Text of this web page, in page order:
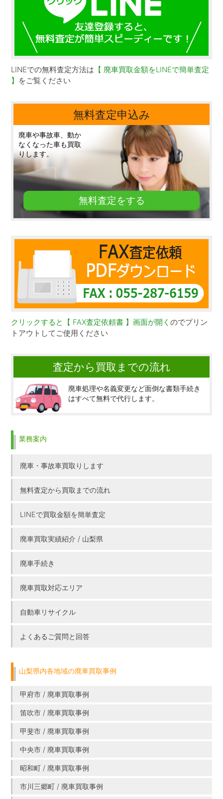
LINEでの無料査定方法は 【 廃車買取金額をLINEで簡単査定
】 をご覧ください
無料査定申込み
廃車や事故車、動か
なくなった車も買取
りします。
無料査定をする
クリックすると【 FAX査定依頼書 】画面が開くのでプリン
トアウトしてご使用ください
査定から買取までの流れ
廃車処理や名義変更など面倒な書類手続き
はすべて無料で代行します。
業務案内
廃車・事故車買取りします
無料査定から買取までの流れ
LINEで買取金額を簡単査定
廃車買取実績紹介 / 山梨県
廃車手続き
廃車買取対応エリア
自動車リサイクル
よくあるご質問と回答
山梨県内各地域の廃車買取事例
甲府市 / 廃車買取事例
笛吹市 / 廃車買取事例
甲斐市 / 廃車買取事例
中央市 / 廃車買取事例
昭和町 / 廃車買取事例
市川三郷町 / 廃車買取事例